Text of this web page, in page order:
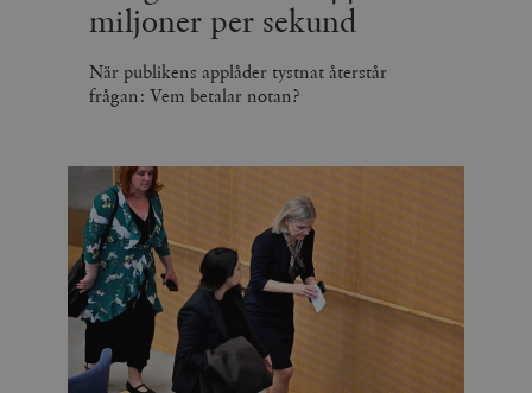
miljoner per sekund
När publikens applåder tystnat återstår
frågan: Vem betalar notan?